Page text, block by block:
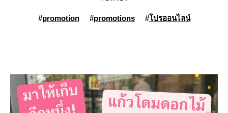
#promotion #promotions #ปรออนไลน์